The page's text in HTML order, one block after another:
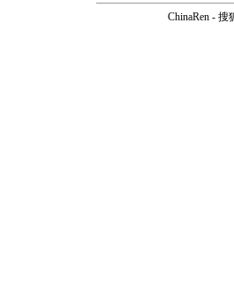
ChinaRen - 搜